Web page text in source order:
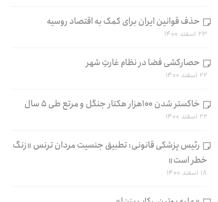
حذف قوانین ایران برای کمک به اقتصاد روسیه
۲۳ اسفند ۱۴۰۰
حصارکشی فضا در نظام غارتِ شهر
۲۲ اسفند ۱۴۰۰
خاکستر شدن ۱۰۰هزار هکتار جنگل و مرتع طی ۵ سال
۲۲ اسفند ۱۴۰۰
رئیس پزشکی قانونی: تطبیق جنسیت مردان ترنس «زنگ
خطر است»
۱۸ اسفند ۱۴۰۰